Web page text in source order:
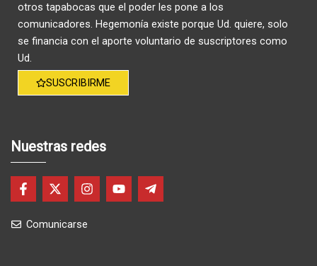
otros tapabocas que el poder les pone a los
comunicadores. Hegemonía existe porque Ud. quiere, solo
se financia con el aporte voluntario de suscriptores como
Ud.
SUSCRIBIRME
Nuestras redes
F
a
e
X
-
w
I
n
t
Y
o
T
e
Comunicarse